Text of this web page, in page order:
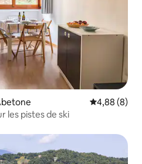
Évaluation
4,88 (8)
les pistes de ski